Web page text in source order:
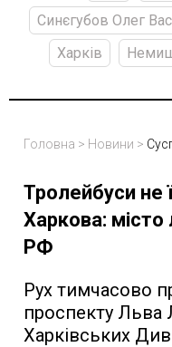
Синєгубов Олег
Харків
Головна > Новини >
Тролейбуси не
Харкова: місто
РФ
Рух тимчасово
проспекту Льва
Харківських